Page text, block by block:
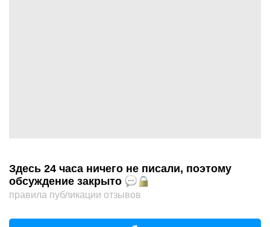
Здесь 24 часа ничего не писали, поэтому
обсуждение закрыто
правила публикации отзывов